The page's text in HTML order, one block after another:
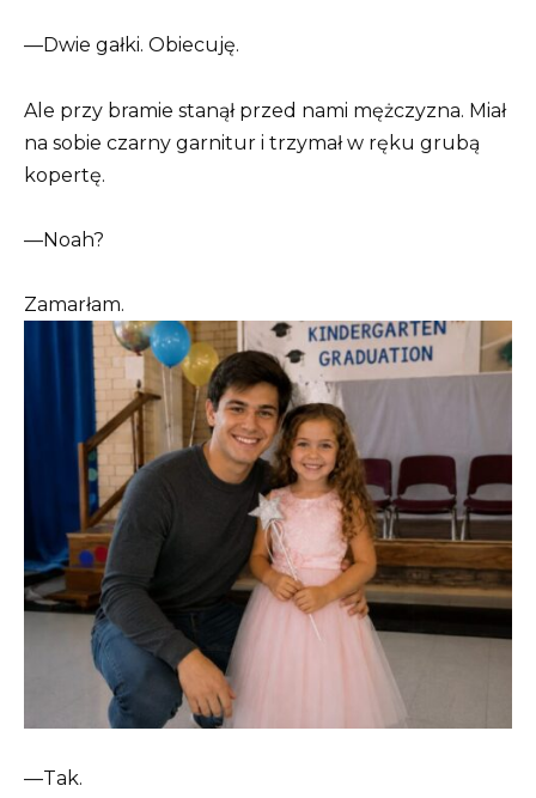
—Dwie gałki. Obiecuję.
Ale przy bramie stanął przed nami mężczyzna. Miał
na sobie czarny garnitur i trzymał w ręku grubą
kopertę.
—Noah?
Zamarłam.
—Tak.